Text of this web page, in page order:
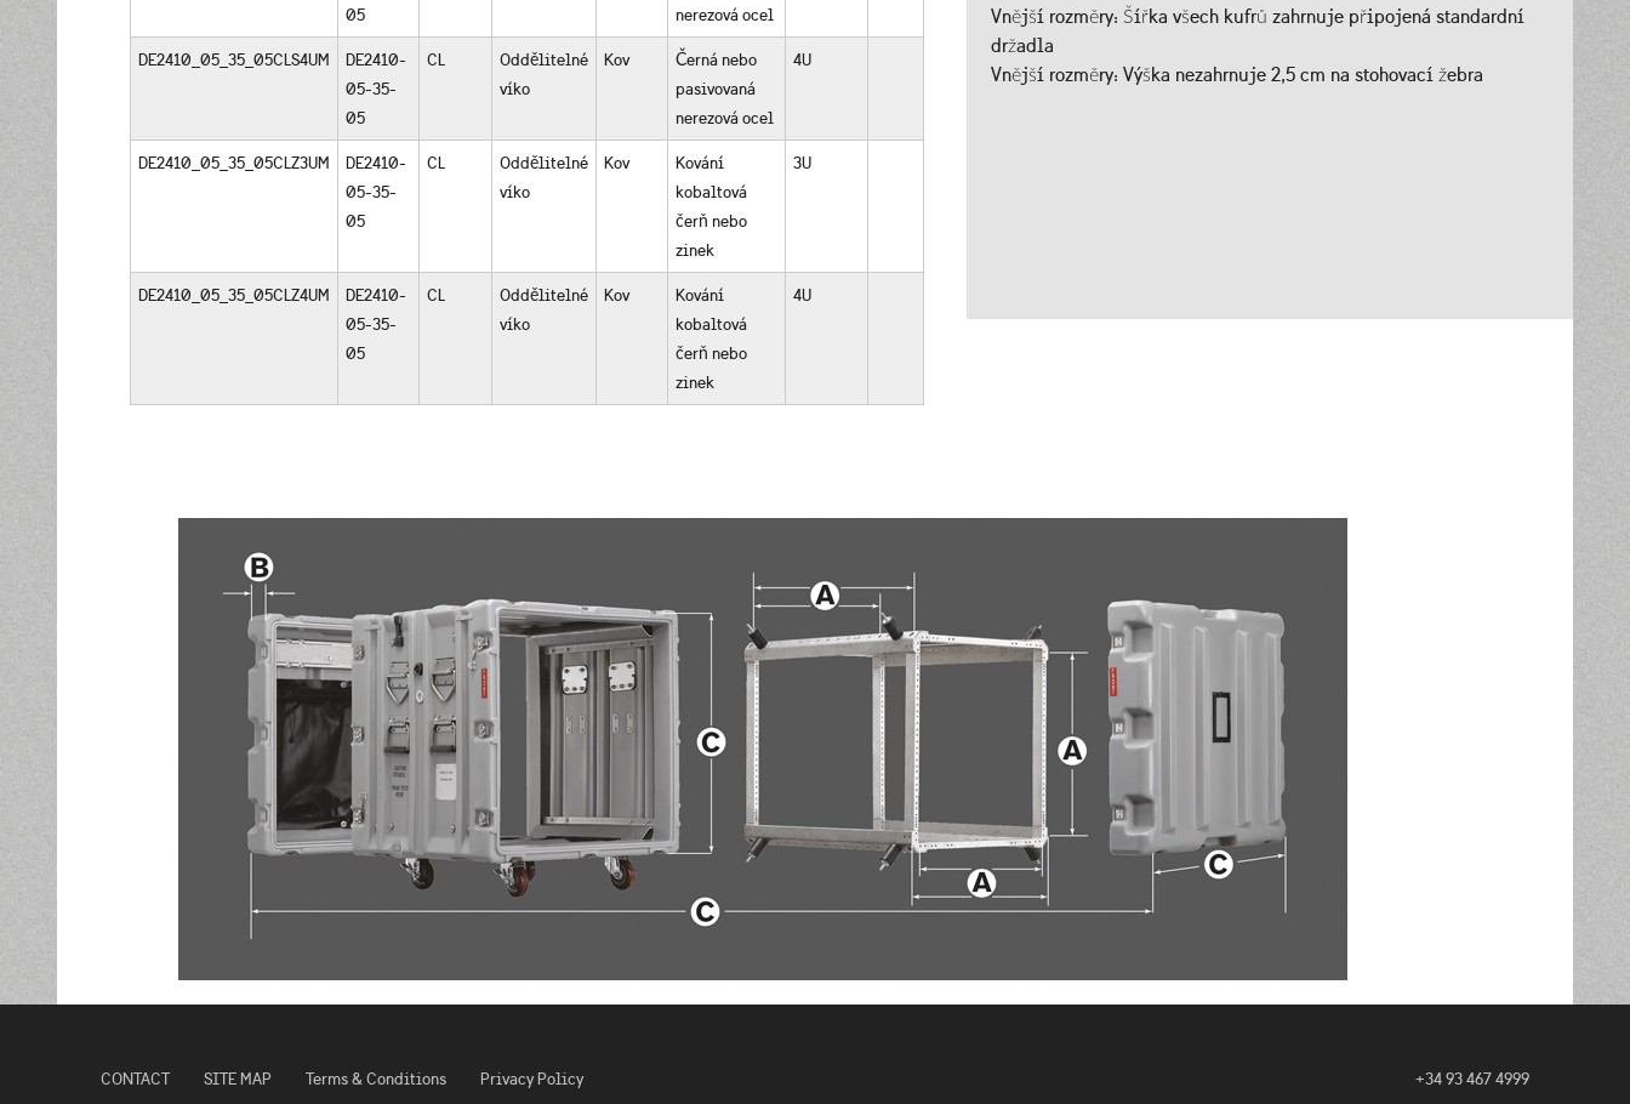
05
nerezová ocel
DE2410_05_35_05CLS4UM
DE2410-
05-35-
05
CL
Oddělitelné
víko
Kov
Černá nebo
pasivovaná
nerezová ocel
4U
DE2410_05_35_05CLZ3UM
DE2410-
05-35-
05
CL
Oddělitelné
víko
Kov
Kování
kobaltová
čerň nebo
zinek
3U
DE2410_05_35_05CLZ4UM
DE2410-
05-35-
05
CL
Oddělitelné
víko
Kov
Kování
kobaltová
čerň nebo
zinek
4U
Vnější rozměry: Šířka všech kufrů zahrnuje připojená standardní
držadla
Vnější rozměry: Výška nezahrnuje 2,5 cm na stohovací žebra
CONTACT SITE MAP Terms & Conditions Privacy Policy +34 93 467 4999